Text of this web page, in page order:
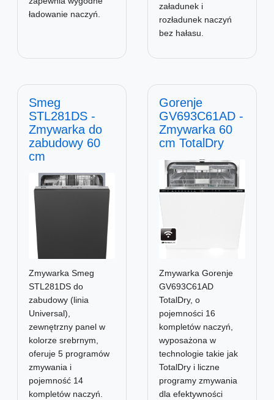
ładowanie naczyń.
załadunek i
rozładunek naczyń
bez hałasu.
Smeg
STL281DS -
Zmywarka do
zabudowy 60
cm
Zmywarka Smeg
STL281DS do
zabudowy (linia
Universal),
zewnętrzny panel w
kolorze srebrnym,
oferuje 5 programów
zmywania i
pojemność 14
kompletów naczyń.
Gorenje
GV693C61AD -
Zmywarka 60
cm TotalDry
Zmywarka Gorenje
GV693C61AD
TotalDry, o
pojemności 16
kompletów naczyń,
wyposażona w
technologie takie jak
TotalDry i liczne
programy zmywania
dla efektywności